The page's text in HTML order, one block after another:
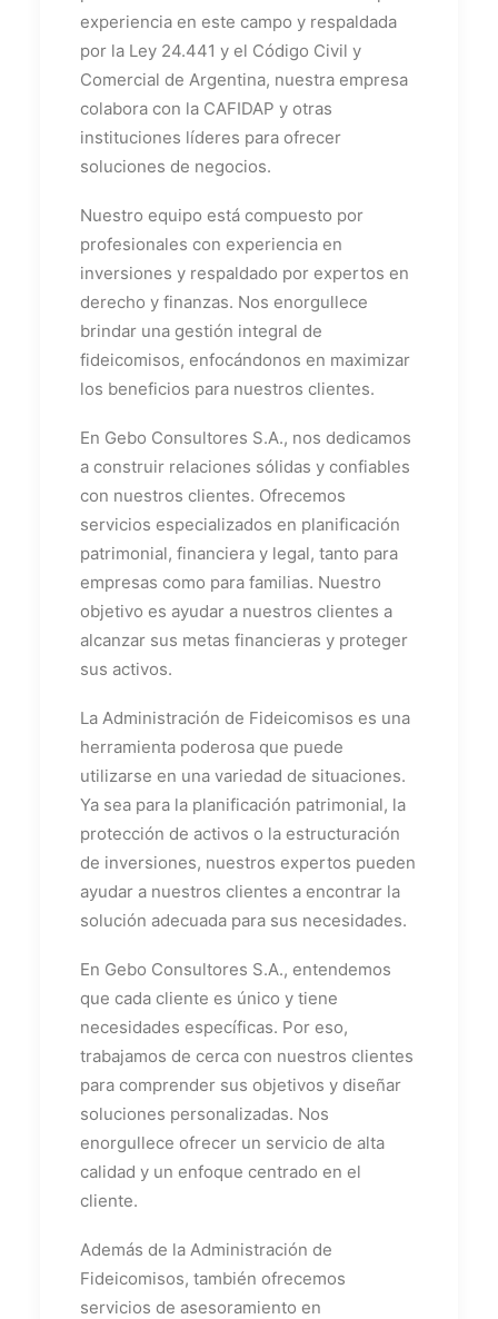
experiencia en este campo y respaldada
por la Ley 24.441 y el Código Civil y
Comercial de Argentina, nuestra empresa
colabora con la CAFIDAP y otras
instituciones líderes para ofrecer
soluciones de negocios.
Nuestro equipo está compuesto por
profesionales con experiencia en
inversiones y respaldado por expertos en
derecho y finanzas. Nos enorgullece
brindar una gestión integral de
fideicomisos, enfocándonos en maximizar
los beneficios para nuestros clientes.
En Gebo Consultores S.A., nos dedicamos
a construir relaciones sólidas y confiables
con nuestros clientes. Ofrecemos
servicios especializados en planificación
patrimonial, financiera y legal, tanto para
empresas como para familias. Nuestro
objetivo es ayudar a nuestros clientes a
alcanzar sus metas financieras y proteger
sus activos.
La Administración de Fideicomisos es una
herramienta poderosa que puede
utilizarse en una variedad de situaciones.
Ya sea para la planificación patrimonial, la
protección de activos o la estructuración
de inversiones, nuestros expertos pueden
ayudar a nuestros clientes a encontrar la
solución adecuada para sus necesidades.
En Gebo Consultores S.A., entendemos
que cada cliente es único y tiene
necesidades específicas. Por eso,
trabajamos de cerca con nuestros clientes
para comprender sus objetivos y diseñar
soluciones personalizadas. Nos
enorgullece ofrecer un servicio de alta
calidad y un enfoque centrado en el
cliente.
Además de la Administración de
Fideicomisos, también ofrecemos
servicios de asesoramiento en